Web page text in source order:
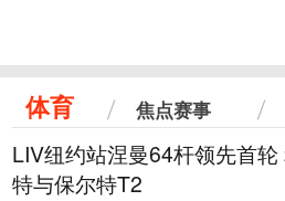
体育 焦点赛事
LIV纽约站涅曼64杆领先首轮
特与保尔特T2